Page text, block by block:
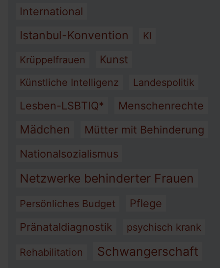
International
Istanbul-Konvention KI
Krüppelfrauen Kunst
Künstliche Intelligenz Landespolitik
Lesben-LSBTIQ* Menschenrechte
Mädchen
Mütter mit Behinderung
Nationalsozialismus
Netzwerke behinderter Frauen
Persönliches Budget
Pflege
Pränataldiagnostik
psychisch krank
Rehabilitation Schwangerschaft